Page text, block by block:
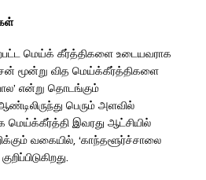
மெய்க் கீர்த்திகளை உடையவராக
மூன்று வித மெய்க்கீர்த்திகளை
என்று தொடங்கும்
பெரும் அளவில்
இவரது ஆட்சியில்
வகையில், ‘காந்தளூர்ச்சாலை